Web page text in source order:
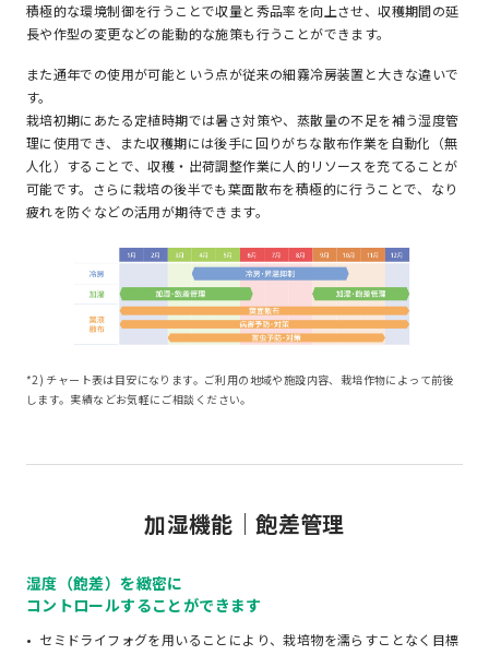
積極的な環境制御を行うことで収量と秀品率を向上させ、収穫期間の延
長や作型の変更などの能動的な施策も行うことができます。
また通年での使用が可能という点が従来の細霧冷房装置と大きな違いで
す。
栽培初期にあたる定植時期では暑さ対策や、蒸散量の不足を補う湿度管
理に使用でき、また収穫期には後手に回りがちな散布作業を自動化（無
人化）することで、収穫・出荷調整作業に人的リソースを充てることが
可能です。さらに栽培の後半でも葉面散布を積極的に行うことで、なり
疲れを防ぐなどの活用が期待できます。
*2) チャート表は目安になります。ご利用の地域や施設内容、栽培作物によって前後
します。実績などお気軽にご相談ください。
加湿機能｜飽差管理
湿度（飽差）を緻密に
コントロールすることができます
セミドライフォグを用いることにより、栽培物を濡らすことなく目標